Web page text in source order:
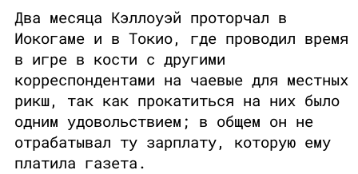
Два месяца Кэллоуэй проторчал в
Иокогаме и в Токио, где проводил время
в игре в кости с другими
корреспондентами на чаевые для местных
рикш, так как прокатиться на них было
одним удовольствием; в общем он не
отрабатывал ту зарплату, которую ему
платила газета.